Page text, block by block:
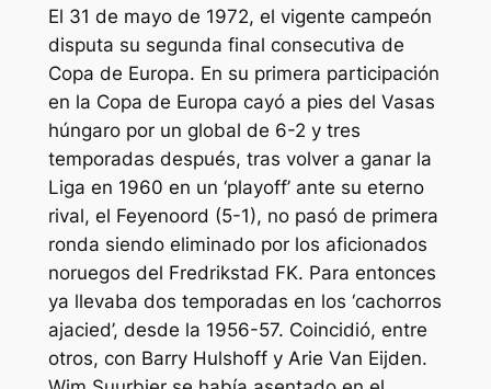
El 31 de mayo de 1972, el vigente campeón
disputa su segunda final consecutiva de
Copa de Europa. En su primera participación
en la Copa de Europa cayó a pies del Vasas
húngaro por un global de 6-2 y tres
temporadas después, tras volver a ganar la
Liga en 1960 en un ‘playoff’ ante su eterno
rival, el Feyenoord (5-1), no pasó de primera
ronda siendo eliminado por los aficionados
noruegos del Fredrikstad FK. Para entonces
ya llevaba dos temporadas en los ‘cachorros
ajacied’, desde la 1956-57. Coincidió, entre
otros, con Barry Hulshoff y Arie Van Eijden.